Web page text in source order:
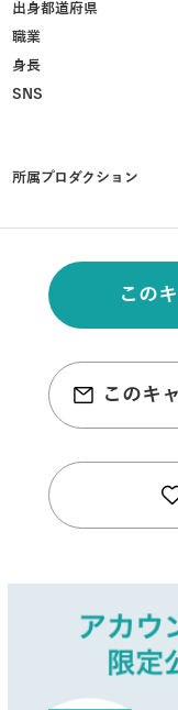
出身都道府県
職業
身長
SNS
所属プロダクション
この
このキ